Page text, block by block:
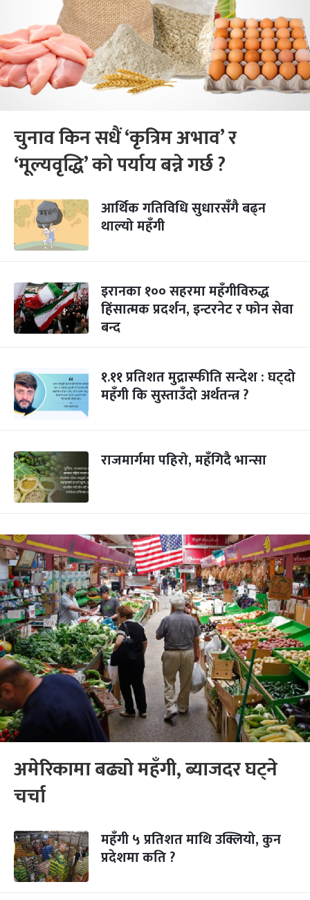
चुनाव किन सधैं ‘कृत्रिम अभाव’ र
‘मूल्यवृद्धि’ को पर्याय बन्ने गर्छ ?
आर्थिक गतिविधि सुधारसँगै बढ्न
थाल्यो महँगी
इरानका १०० सहरमा महँगीविरुद्ध
हिंसात्मक प्रदर्शन, इन्टरनेट र फोन सेवा
बन्द
१.११ प्रतिशत मुद्रास्फीति सन्देश : घट्दो
महँगी कि सुस्ताउँदो अर्थतन्त्र ?
राजमार्गमा पहिरो, महँगिदै भान्सा
अमेरिकामा बढ्यो महँगी, ब्याजदर घट्ने
चर्चा
महँगी ५ प्रतिशत माथि उक्लियो, कुन
प्रदेशमा कति ?